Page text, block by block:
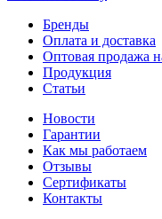
Бренды
Оплата и доставка
Оптовая продажа
Продукция
Статьи
Новости
Гарантии
Как мы работаем
Отзывы
Сертификаты
Контакты